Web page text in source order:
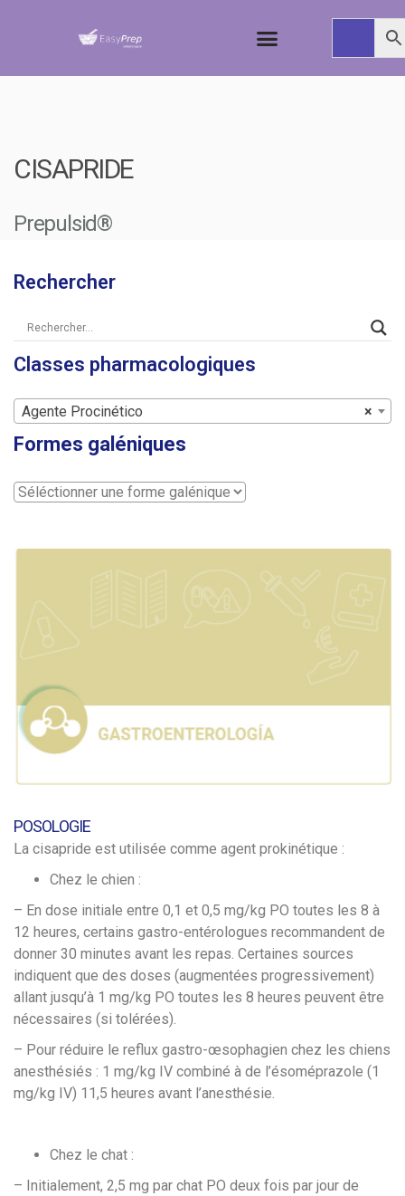
CISAPRIDE
Prepulsid®
POSOLOGIE
La cisapride est utilisée comme agent prokinétique :
Chez le chien :
– En dose initiale entre 0,1 et 0,5 mg/kg PO toutes les 8 à
12 heures, certains gastro-entérologues recommandent de
donner 30 minutes avant les repas. Certaines sources
indiquent que des doses (augmentées progressivement)
allant jusqu’à 1 mg/kg PO toutes les 8 heures peuvent être
nécessaires (si tolérées).
– Pour réduire le reflux gastro-œsophagien chez les chiens
anesthésiés : 1 mg/kg IV combiné à de l’ésoméprazole (1
mg/kg IV) 11,5 heures avant l’anesthésie.
Chez le chat :
– Initialement, 2,5 mg par chat PO deux fois par jour de
Rechercher
Classes pharmacologiques
×
Agente Procinético
Formes galéniques